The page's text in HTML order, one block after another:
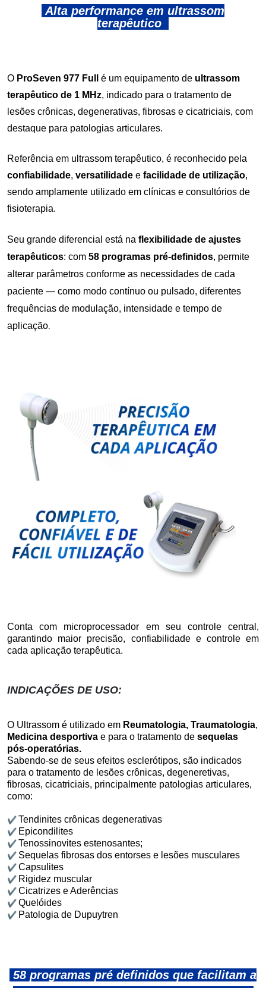
Alta performance em ultrassom
terapêutico
O ProSeven 977 Full é um equipamento de ultrassom
terapêutico de 1 MHz, indicado para o tratamento de
lesões crônicas, degenerativas, fibrosas e cicatriciais, com
destaque para patologias articulares.
Referência em ultrassom terapêutico, é reconhecido pela
confiabilidade, versatilidade e facilidade de utilização,
sendo amplamente utilizado em clínicas e consultórios de
fisioterapia.
Seu grande diferencial está na flexibilidade de ajustes
terapêuticos: com 58 programas pré-definidos, permite
alterar parâmetros conforme as necessidades de cada
paciente — como modo contínuo ou pulsado, diferentes
frequências de modulação, intensidade e tempo de
aplicação.
Conta com microprocessador em seu controle central,
garantindo maior precisão, confiabilidade e controle em
cada aplicação terapêutica.
INDICAÇÕES DE USO:
O Ultrassom é utilizado em Reumatologia, Traumatologia,
Medicina desportiva e para o tratamento de sequelas
pós-operatórias.
Sabendo-se de seus efeitos esclerótipos, são indicados
para o tratamento de lesões crônicas, degeneretivas,
fibrosas, cicatriciais, principalmente patologias articulares,
como:
✔Tendinites crônicas degenerativas
✔ Epicondilites
✔Tenossinovites estenosantes;
✔ Sequelas fibrosas dos entorses e lesões musculares
✔Capsulites
✔ Rigidez muscular
✔Cicatrizes e Aderências
✔Quelóides
✔ Patologia de Dupuytren
58 programas pré definidos que facilitam a